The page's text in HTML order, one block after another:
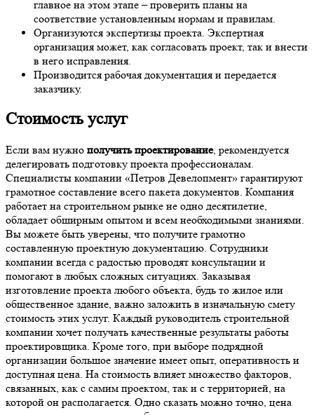
главное на этом этапе – проверить планы на
соответствие установленным нормам и правилам.
Организуются экспертизы проекта. Экспертная
организация может, как согласовать проект, так и внести
в него исправления.
Производится рабочая документация и передается
заказчику.
Стоимость услуг
Если вам нужно получить проектирование, рекомендуется
делегировать подготовку проекта профессионалам.
Специалисты компании «Петров Девелопмент» гарантируют
грамотное составление всего пакета документов. Компания
работает на строительном рынке не одно десятилетие,
обладает обширным опытом и всем необходимыми знаниями.
Вы можете быть уверены, что получите грамотно
составленную проектную документацию. Сотрудники
компании всегда с радостью проводят консультации и
помогают в любых сложных ситуациях. Заказывая
изготовление проекта любого объекта, будь то жилое или
общественное здание, важно заложить в изначальную смету
стоимость этих услуг. Каждый руководитель строительной
компании хочет получать качественные результаты работы
проектировщика. Кроме того, при выборе подрядной
организации большое значение имеет опыт, оперативность и
доступная цена. На стоимость влияет множество факторов,
связанных, как с самим проектом, так и с территорией, на
которой он располагается. Одно сказать можно точно, цена